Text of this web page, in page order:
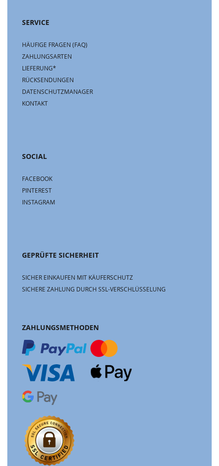
SERVICE
HÄUFIGE FRAGEN (FAQ)
ZAHLUNGSARTEN
LIEFERUNG*
RÜCKSENDUNGEN
DATENSCHUTZMANAGER
KONTAKT
SOCIAL
FACEBOOK
PINTEREST
INSTAGRAM
GEPRÜFTE SICHERHEIT
SICHER EINKAUFEN MIT KÄUFERSCHUTZ
SICHERE ZAHLUNG DURCH SSL-VERSCHLÜSSELUNG
ZAHLUNGSMETHODEN